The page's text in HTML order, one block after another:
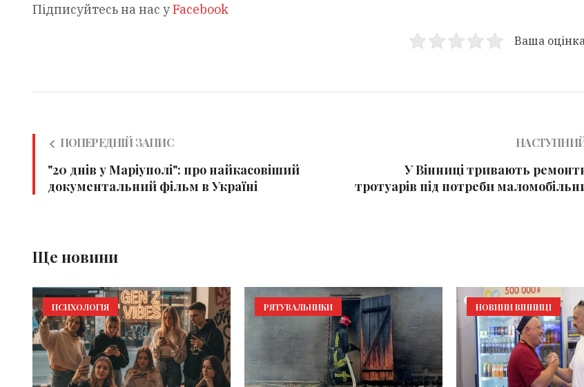
Підписуйтесь на нас уFacebook
Ваша
ПОПЕРЕДНІЙ ЗАПИС
"20 днів у Маріуполі": про найкасовіший
документальний фільм в Україні
У Вінниці тривають
тротуарів під потреби
Ще новини
ПСИХОЛОГІЯ РЯТУВАЛЬНИКИ НОВИНИ ВІННИЦІ